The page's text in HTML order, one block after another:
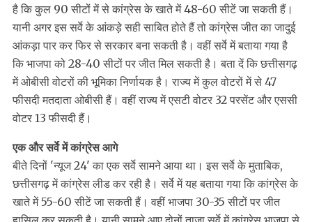
है कि कुल 90 सीटों में से कांग्रेस के खाते में 48-60 सीटें जा सकती हैं।
यानी अगर इस सर्वे के आंकड़े सही साबित होते हैं तो कांग्रेस जीत का जादुई
आंकड़ा पार कर फिर से सरकार बना सकती है। वहीं सर्वे में बताया गया है
कि भाजपा को 28-40 सीटों पर जीत मिल सकती है। बता दें कि छत्तीसगढ़
में ओबीसी वोटरों की भूमिका निर्णायक है। राज्य में कुल वोटरों में से 47
फीसदी मतदाता ओबीसी हैं। वहीं राज्य में एसटी वोटर 32 परसेंट और एससी
वोटर 13 फीसदी हैं।
एक और सर्वे में कांग्रेस आगे
बीते दिनों 'न्यूज 24' का एक सर्वे सामने आया था। इस सर्वे के मुताबिक,
छत्तीसगढ़ में कांग्रेस लीड कर रही है। सर्वे में यह बताया गया कि कांग्रेस के
खाते में 55-60 सीटें जा सकती हैं। वहीं भाजपा 30-35 सीटों पर जीत